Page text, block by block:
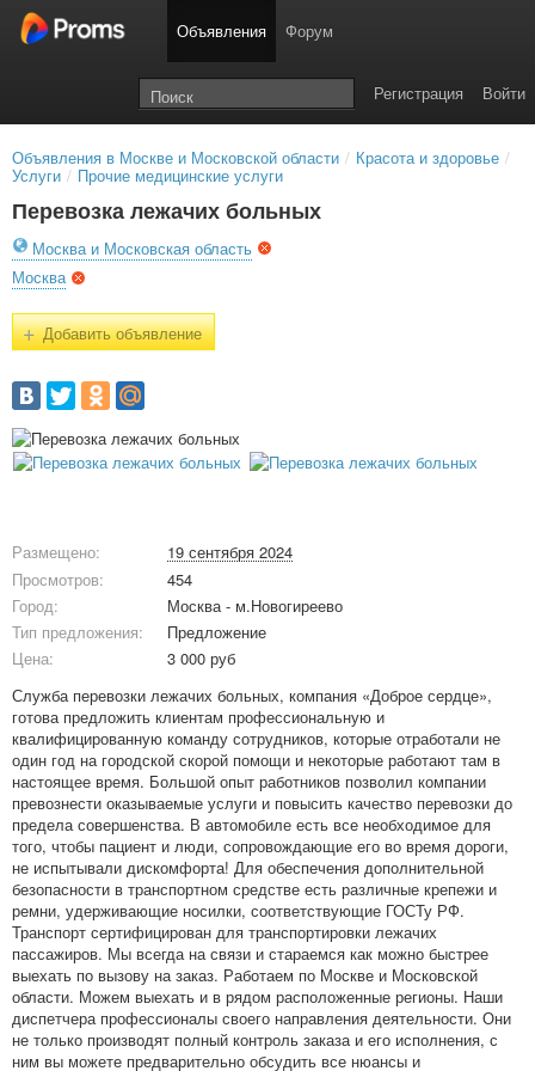
Объявления Форум
Войти
Регистрация
Объявления в Москве и Московской области / Красота и здоровье /
Услуги / Прочие медицинские услуги
Перевозка лежачих больных
Москва и Московская область
Москва
+Добавить объявление
Размещено:
19 сентября 2024
Просмотров:
454
Город:
Москва - м.Новогиреево
Тип предложения:
Предложение
Цена:
3 000 руб
Служба перевозки лежачих больных, компания «Доброе сердце»,
готова предложить клиентам профессиональную и
квалифицированную команду сотрудников, которые отработали не
один год на городской скорой помощи и некоторые работают там в
настоящее время. Большой опыт работников позволил компании
превознести оказываемые услуги и повысить качество перевозки до
предела совершенства. В автомобиле есть все необходимое для
того, чтобы пациент и люди, сопровождающие его во время дороги,
не испытывали дискомфорта! Для обеспечения дополнительной
безопасности в транспортном средстве есть различные крепежи и
ремни, удерживающие носилки, соответствующие ГОСТу РФ.
Транспорт сертифицирован для транспортировки лежачих
пассажиров. Мы всегда на связи и стараемся как можно быстрее
выехать по вызову на заказ. Работаем по Москве и Московской
области. Можем выехать и в рядом расположенные регионы. Наши
диспетчера профессионалы своего направления деятельности. Они
не только производят полный контроль заказа и его исполнения, с
ним вы можете предварительно обсудить все нюансы и